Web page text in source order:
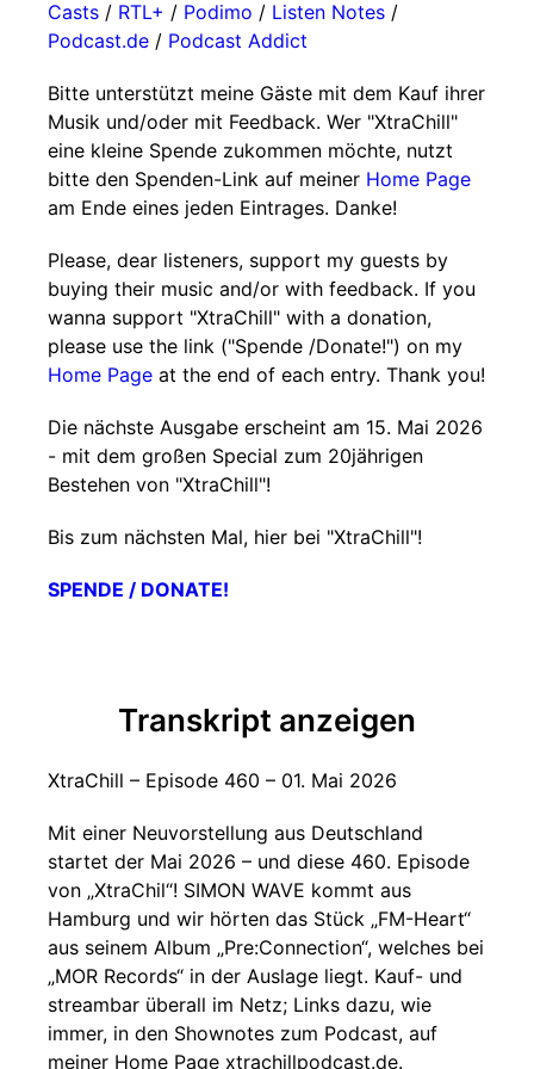
Casts / RTL+ / Podimo / Listen Notes /
Podcast.de / Podcast Addict
Bitte unterstützt meine Gäste mit dem Kauf ihrer
Musik und/oder mit Feedback. Wer "XtraChill"
eine kleine Spende zukommen möchte, nutzt
bitte den Spenden-Link auf meiner Home Page
am Ende eines jeden Eintrages. Danke!
Please, dear listeners, support my guests by
buying their music and/or with feedback. If you
wanna support "XtraChill" with a donation,
please use the link ("Spende /Donate!") on my
Home Page at the end of each entry. Thank you!
Die nächste Ausgabe erscheint am 15. Mai 2026
- mit dem großen Special zum 20jährigen
Bestehen von "XtraChill"!
Bis zum nächsten Mal, hier bei "XtraChill"!
SPENDE / DONATE!
Transkript anzeigen
XtraChill – Episode 460 – 01. Mai 2026
Mit einer Neuvorstellung aus Deutschland
startet der Mai 2026 – und diese 460. Episode
von „XtraChil“! SIMON WAVE kommt aus
Hamburg und wir hörten das Stück „FM-Heart“
aus seinem Album „Pre:Connection“, welches bei
„MOR Records“ in der Auslage liegt. Kauf- und
streambar überall im Netz; Links dazu, wie
immer, in den Shownotes zum Podcast, auf
meiner Home Page xtrachillpodcast.de.